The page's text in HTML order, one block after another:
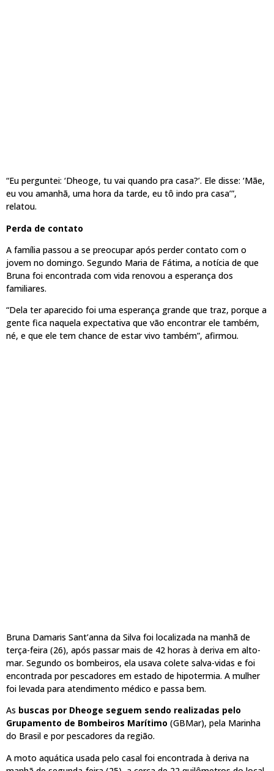
“Eu perguntei: ‘Dheoge, tu vai quando pra casa?’. Ele disse: ‘Mãe,
eu vou amanhã, uma hora da tarde, eu tô indo pra casa’”,
relatou.
Perda de contato
A família passou a se preocupar após perder contato com o
jovem no domingo. Segundo Maria de Fátima, a notícia de que
Bruna foi encontrada com vida renovou a esperança dos
familiares.
“Dela ter aparecido foi uma esperança grande que traz, porque a
gente fica naquela expectativa que vão encontrar ele também,
né, e que ele tem chance de estar vivo também”, afirmou.
Bruna Damaris Sant’anna da Silva foi localizada na manhã de
terça-feira (26), após passar mais de 42 horas à deriva em alto-
mar. Segundo os bombeiros, ela usava colete salva-vidas e foi
encontrada por pescadores em estado de hipotermia. A mulher
foi levada para atendimento médico e passa bem.
As buscas por Dheoge seguem sendo realizadas pelo
Grupamento de Bombeiros Marítimo (GBMar), pela Marinha
do Brasil e por pescadores da região.
A moto aquática usada pelo casal foi encontrada à deriva na